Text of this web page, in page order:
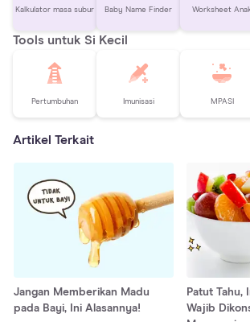
Kalkulator masa subur Baby Name Finder Worksheet Anak
Tools untuk Si Kecil
Pertumbuhan Imunisasi MPASI
Artikel Terkait
Jangan Memberikan Madu
pada Bayi, Ini Alasannya!
Patut Tahu,
Wajib